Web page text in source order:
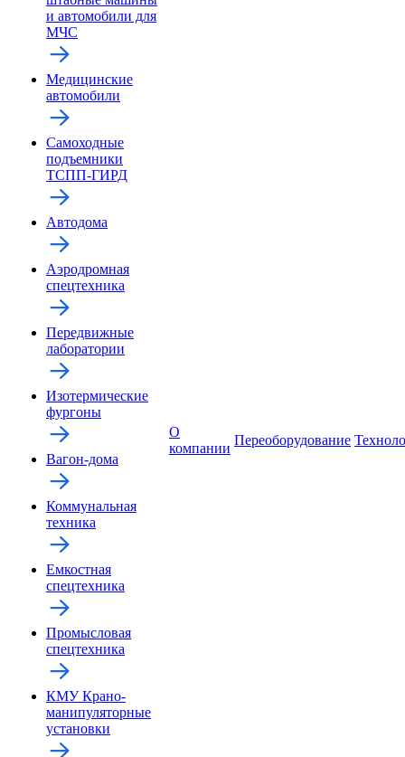
и автомобили для
МЧС
Медицинские
автомобили
Самоходные
подъемники
ТСПП-ГИРД
Автодома
Аэродромная
спецтехника
Передвижные
лаборатории
Изотермические
фургоны
Вагон-дома
Коммунальная
техника
Емкостная
спецтехника
Промысловая
спецтехника
КМУ Крано-
манипуляторные
установки
О
компании
Переоборудование